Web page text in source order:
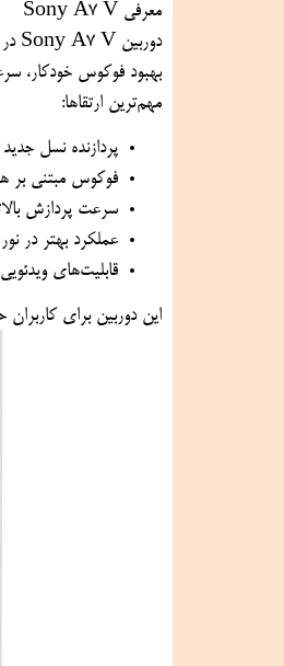
معرفی Sony A7 V
بهبود فوکوس خودکار،
مهم‌ترین ارتقاها:
پردازنده نسل جدید
فوکوس مبتنی بر
سرعت پردازش
عملکرد بهتر در
قابلیت‌های
این دوربین برای